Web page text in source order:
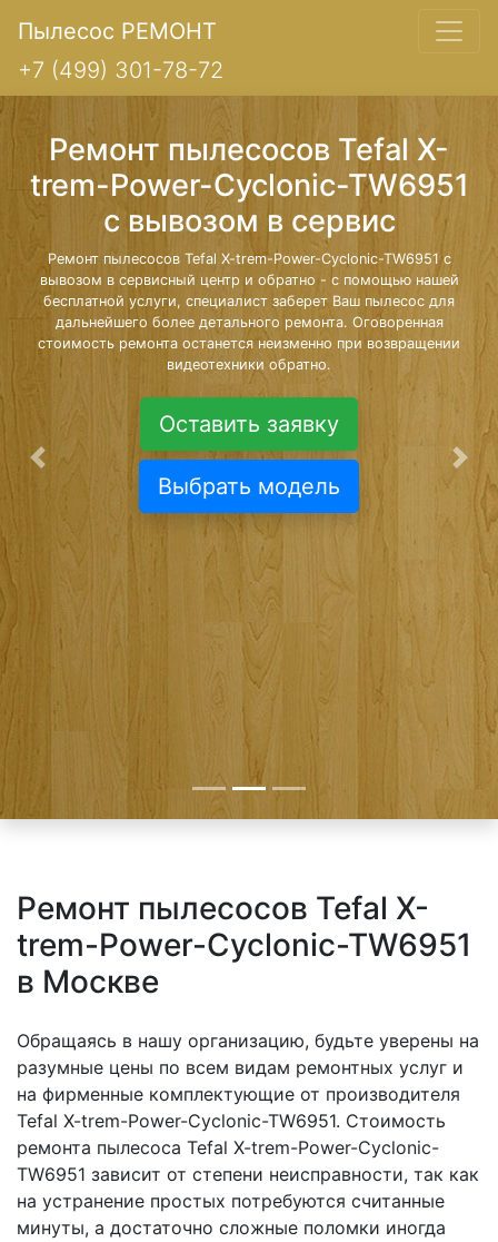
Пылесос РЕМОНТ
+7 (499) 301-78-72
Ремонт пылесосов Tefal X-
trem-Power-Cyclonic-TW6951
с вывозом в сервис
Ремонт пылесосов Tefal X-trem-Power-Cyclonic-TW6951 с
вывозом в сервисный центр и обратно - с помощью нашей
бесплатной услуги, специалист заберет Ваш пылесос для
дальнейшего более детального ремонта. Оговоренная
стоимость ремонта останется неизменно при возвращении
видеотехники обратно.
Оставить заявку
Выбрать модель
Предыдущая
Ремонт пылесосов Tefal X-
trem-Power-Cyclonic-TW6951
в Москве
Обращаясь в нашу организацию, будьте уверены на
разумные цены по всем видам ремонтных услуг и
на фирменные комплектующие от производителя
Tefal X-trem-Power-Cyclonic-TW6951. Стоимость
ремонта пылесоса Tefal X-trem-Power-Cyclonic-
TW6951 зависит от степени неисправности, так как
на устранение простых потребуются считанные
минуты, а достаточно сложные поломки иногда